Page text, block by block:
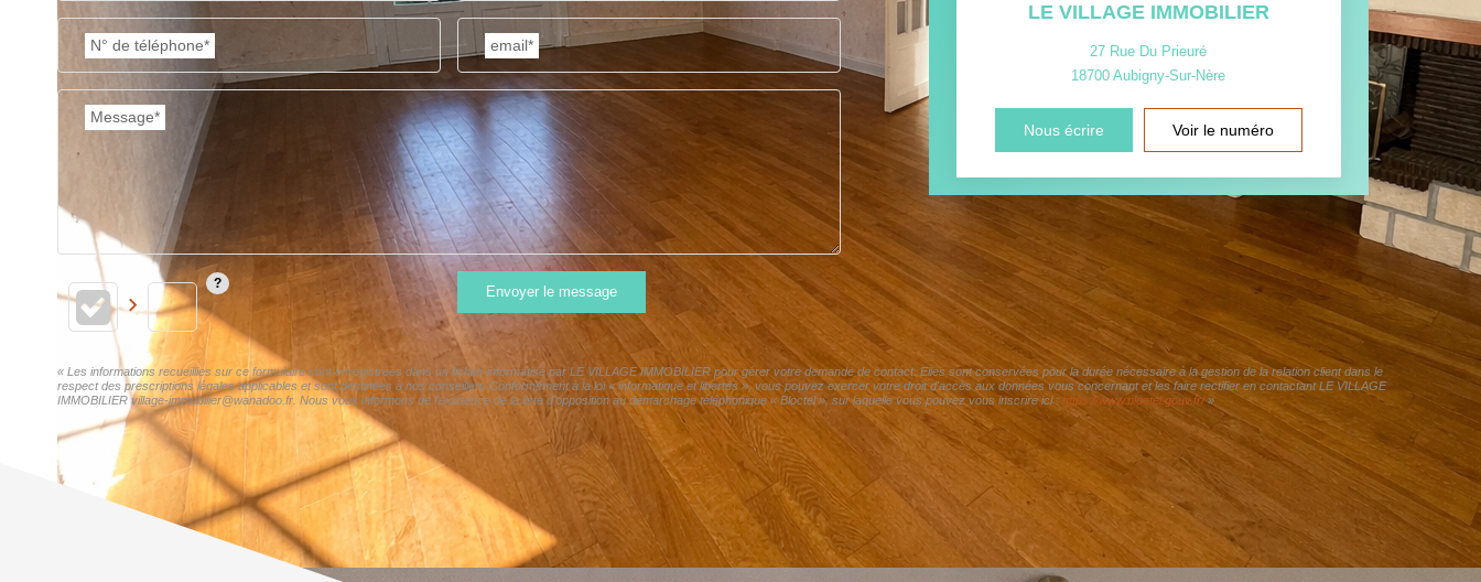
N° de téléphone* email*
Message*
Envoyer le message
LE VILLAGE IMMOBILIER
27 Rue Du Prieuré
18700Aubigny-Sur-Nère
Nous écrire Voir le numéro
« Les informations recueillies sur ce formulaire sont enregistrées dans un fichier informatisé par LE VILLAGE IMMOBILIER pour gérer votre demande de contact. Elles sont conservées pour la durée nécessaire à la gestion de la relation client dans le
respect des prescriptions légales applicables et sont destinées à nos conseillers Conformément à la loi « informatique et libertés », vous pouvez exercer votre droit d'accès aux données vous concernant et les faire rectifier en contactant LE VILLAGE
IMMOBILIER village-immobilier@wanadoo.fr. Nous vous informons de l'existence de la liste d'opposition au démarchage téléphonique « Bloctel », sur laquelle vous pouvez vous inscrire ici : https://www.bloctel.gouv.fr/»